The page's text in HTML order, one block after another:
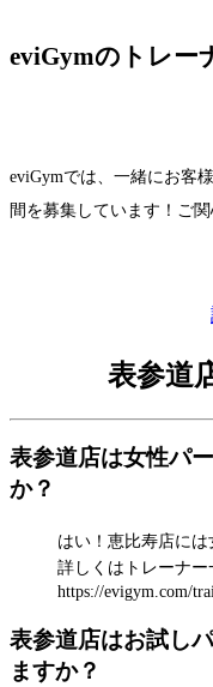
eviGymのトレー
eviGymでは、一緒にお客
間を募集しています！ご
表参道
表参道店は女性パ
か？
はい！恵比寿店には
詳しくはトレーナー
https://evigym.com/
表参道店はお試し
ますか？